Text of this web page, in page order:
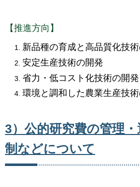
【推進方向】
新品種の育成と高品質化技
安定生産技術の開発
省力・低コスト化技術の開発
環境と調和した農業生産技
3）公的研究費の管理
制などについて